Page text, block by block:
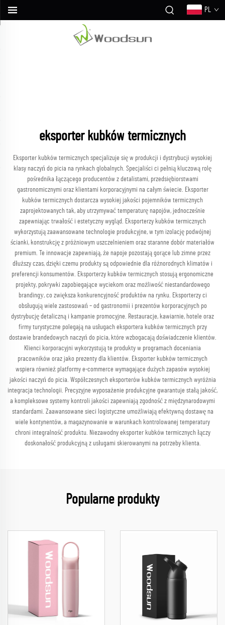
PL
eksporter kubków termicznych
Eksporter kubków termicznych specjalizuje się w produkcji i dystrybucji wysokiej
klasy naczyń do picia na rynkach globalnych. Specjaliści ci pełnią kluczową rolę
pośrednika łączącego producentów z detalistami, przedsiębiorstwami
gastronomicznymi oraz klientami korporacyjnymi na całym świecie. Eksporter
kubków termicznych dostarcza wysokiej jakości pojemników termicznych
zaprojektowanych tak, aby utrzymywać temperaturę napojów, jednocześnie
zapewniając trwałość i estetyczny wygląd. Eksporterzy kubków termicznych
wykorzystują zaawansowane technologie produkcyjne, w tym izolację podwójnej
ścianki, konstrukcję z próżniowym uszczelnieniem oraz staranne dobór materiałów
premium. Te innowacje zapewniają, że napoje pozostają gorące lub zimne przez
dłuższy czas, dzięki czemu produkty są odpowiednie dla różnorodnych klimatów i
preferencji konsumentów. Eksporterzy kubków termicznych stosują ergonomiczne
projekty, pokrywki zapobiegające wyciekom oraz możliwość niestandardowego
brandingу, co zwiększa konkurencyjność produktów na rynku. Eksporterzy ci
obsługują wiele zastosowań – od gastronomii i prezentów korporacyjnych po
dystrybucję detaliczną i kampanie promocyjne. Restauracje, kawiarnie, hotele oraz
firmy turystyczne polegają na usługach eksportera kubków termicznych przy
dostawie brandedowych naczyń do picia, które wzbogacają doświadczenie klientów.
Klienci korporacyjni wykorzystują te produkty w programach doceniania
pracowników oraz jako prezenty dla klientów. Eksporter kubków termicznych
wspiera również platformy e-commerce wymagające dużych zapasów wysokiej
jakości naczyń do picia. Współczesnych eksporterów kubków termicznych wyróżnia
integracja technologii. Precyzyjne wyposażenie produkcyjne gwarantuje stałą jakość,
a kompleksowe systemy kontroli jakości zapewniają zgodność z międzynarodowymi
standardami. Zaawansowane sieci logistyczne umożliwiają efektywną dostawę na
wiele kontynentów, a magazynowanie w warunkach kontrolowanej temperatury
chroni integralność produktu. Niezawodny eksporter kubków termicznych łączy
doskonałość produkcyjną z usługami skierowanymi na potrzeby klienta.
Popularne produkty